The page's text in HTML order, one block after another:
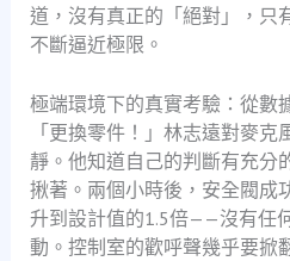
道，沒有真正的「絕對」，只
不斷逼近極限。
極端環境下的真實考驗：從數
「更換零件！」林志遠對麥
靜。他知道自己的判斷有充分
揪著。兩個小時後，安全閥成
升到設計值的1.5倍——沒有任
動。控制室的歡呼聲幾乎要掀